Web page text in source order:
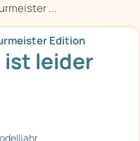
...
Edition
ist leider